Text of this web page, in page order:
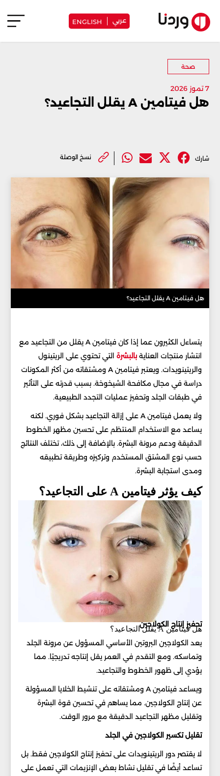
عربي ENGLISH
صحة
7 تموز 2026
هل فيتامين A يقلل التجاعيد؟
شارك نسخ الوصلة
هل فيتامين A يقلل التجاعيد؟
يتساءل الكثيرون عما إذا كان فيتامين A يقلل من التجاعيد مع
انتشار منتجات العنايةبالبشرة التي تحتوي على الريتينول
والريتينويدات. ويعتبر فيتامين A ومشتقاته من أكثر المكونات
دراسة في مجال مكافحة الشيخوخة. بسبب قدرته على التأثير
في طبقات الجلد وتحفيز عمليات التجدد الطبيعية.
ولا يعمل فيتامين A على إزالة التجاعيد بشكل فوري. لكنه
يساعد مع الاستخدام المنتظم على تحسين مظهر الخطوط
الدقيقة ودعم مرونة البشرة. بالإضافة إلى ذلك، تختلف النتائج
حسب نوع المشتق المستخدم وتركيزه وطريقة تطبيقه
ومدى استجابة البشرة.
كيف يؤثر فيتامين A على التجاعيد؟
هل فيتامين A يقلل التجاعيد؟
تحفيز إنتاج الكولاجين
يعد الكولاجين البروتين الأساسي المسؤول عن مرونة الجلد
وتماسكه. ومع التقدم في العمر يقل إنتاجه تدريجيًا. مما
يؤدي إلى ظهور الخطوط والتجاعيد.
ويساعد فيتامين A ومشتقاته على تنشيط الخلايا المسؤولة
عن إنتاج الكولاجين. مما يساهم في تحسين قوة البشرة
وتقليل مظهر التجاعيد الدقيقة مع مرور الوقت.
تقليل تكسير الكولاجين في الجلد
لا يقتصر دور الريتينويدات على تحفيز إنتاج الكولاجين فقط. بل
تساعد أيضًا في تقليل نشاط بعض الإنزيمات التي تعمل على